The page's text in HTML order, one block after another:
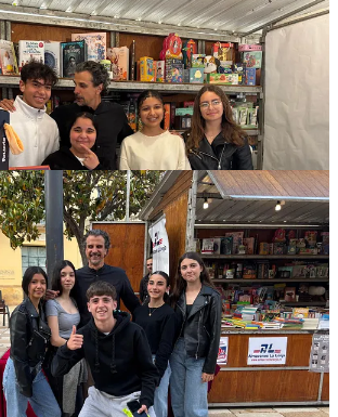
el sábado, en la Feria del libro de Vélez-
un profesor, Antonio García Romero, que